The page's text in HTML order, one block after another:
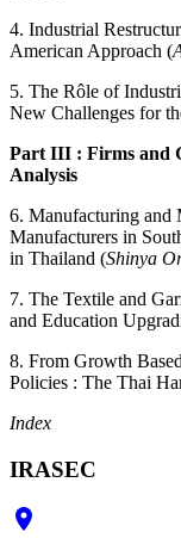
4. Industrial
American Approach (
5. The Rôle of
New Challenges for
Part III : Firms and
Analysis
6. Manufacturing and
Manufacturers in
in Thailand (Shinya
7. The Textile and
and Education
8. From Growth
Policies : The Thai
Index
IRASEC
